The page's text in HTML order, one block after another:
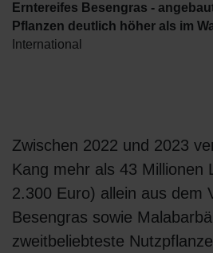
Erntereifes Besengras -
Pflanzen deutlich höher als im
International
Zwischen 2022 und 2023
Kang mehr als 43 Millionen
2.300 Euro) allein aus dem
Besengras sowie
zweitbeliebteste